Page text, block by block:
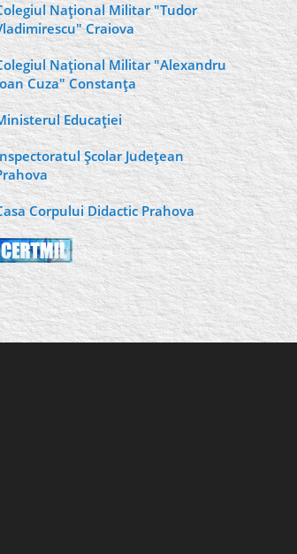
Naţional Militar "Tudor
Craiova
Naţional Militar "Alexandru
Cuza" Constanţa
Educaţiei
Şcolar Judeţean
Corpului Didactic Prahova